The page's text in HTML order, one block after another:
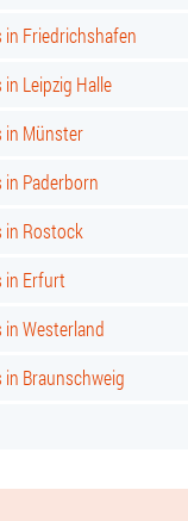
in Friedrichshafen
Leipzig Halle
in Münster
in Paderborn
in Rostock
in Erfurt
Westerland
Braunschweig